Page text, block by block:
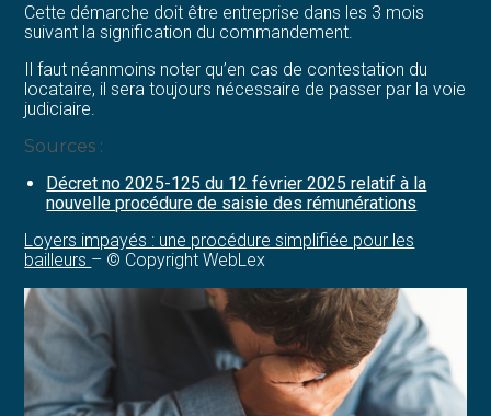
Cette démarche doit être entreprise dans les 3 mois
suivant la signification du commandement.
Il faut néanmoins noter qu’en cas de contestation du
locataire, il sera toujours nécessaire de passer par la voie
judiciaire.
Sources :
Décret no 2025-125 du 12 février 2025 relatif à la
nouvelle procédure de saisie des rémunérations
Loyers impayés : une procédure simplifiée pour les
bailleurs – © Copyright WebLex